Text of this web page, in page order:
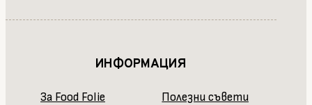
ИНФОРМАЦИЯ
За Food Folie
Полезни съвети